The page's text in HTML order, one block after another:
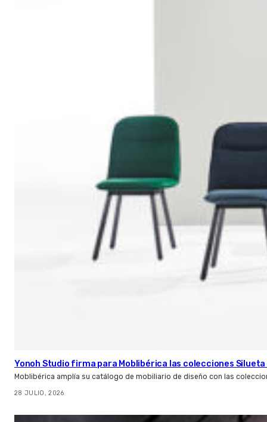
Yonoh Studio firma para Moblibérica las colecciones Silueta
Moblibérica amplía su catálogo de mobiliario de diseño con las
28 JULIO, 2026